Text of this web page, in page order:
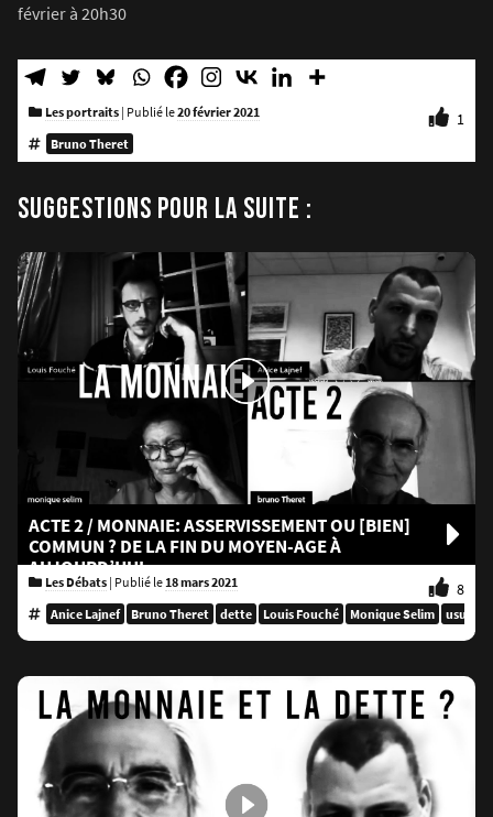
février à 20h30
Les portraits | Publié le20 février 2021 1
Bruno Theret
SUGGESTIONS POUR LA SUITE :
ACTE 2 / MONNAIE: ASSERVISSEMENT OU [BIEN]
COMMUN ? DE LA FIN DU MOYEN-AGE À
AUJOURD’HUI
Les Débats | Publié le 18 mars 2021 8
Anice Lajnef Bruno Theret dette Louis Fouché Monique Selim usure